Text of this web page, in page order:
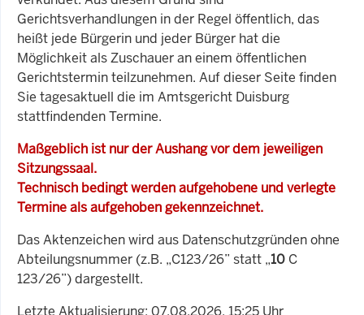
Gerichtsverhandlungen in der Regel öffentlich, das
heißt jede Bürgerin und jeder Bürger hat die
Möglichkeit als Zuschauer an einem öffentlichen
Gerichtstermin teilzunehmen. Auf dieser Seite finden
Sie tagesaktuell die im Amtsgericht Duisburg
stattfindenden Termine.
Maßgeblich ist nur der Aushang vor dem jeweiligen
Sitzungssaal.
Technisch bedingt werden aufgehobene und verlegte
Termine als aufgehoben gekennzeichnet.
Das Aktenzeichen wird aus Datenschutzgründen ohne
Abteilungsnummer (z.B. „C123/26” statt „10 C
123/26”) dargestellt.
Letzte Aktualisierung: 07.08.2026, 15:25 Uhr